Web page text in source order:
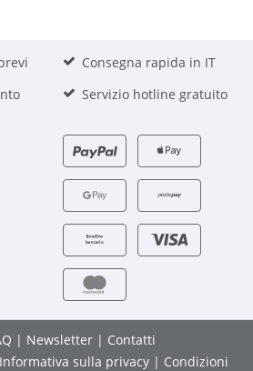
Consegna rapida in IT
Servizio hotline gratuito
| Newsletter | Contatti
Informativa sulla privacy | Condizioni